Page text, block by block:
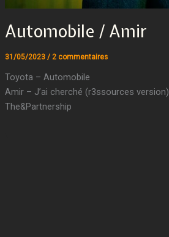
Automobile / Amir
31/05/2023 / 2 commentaires
Toyota – Automobile
Amir – J’ai cherché (r3ssources version)
The&Partnership